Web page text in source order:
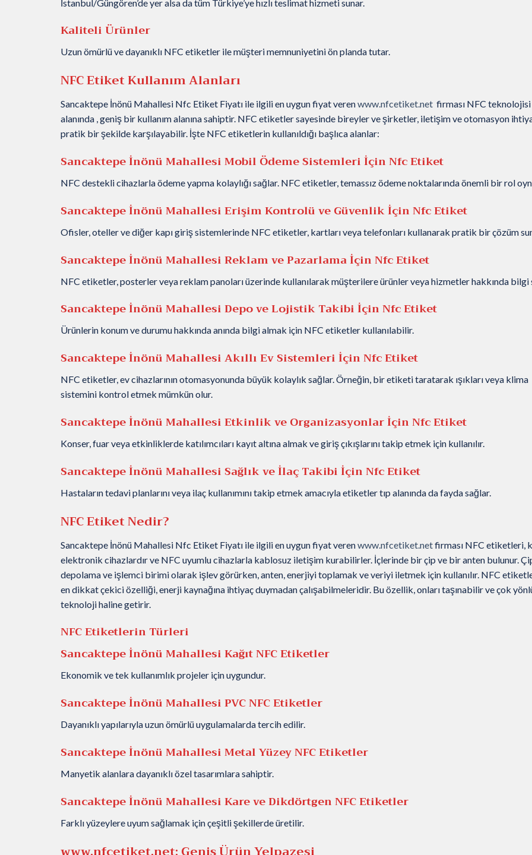
İstanbul/Güngören’de yer alsa da tüm Türkiye’ye hızlı teslimat hizmeti sunar.
Kaliteli Ürünler
Uzun ömürlü ve dayanıklı NFC etiketler ile müşteri memnuniyetini ön planda tutar.
NFC Etiket Kullanım Alanları
Sancaktepe İnönü Mahallesi Nfc Etiket Fiyatı ile ilgili en uygun fiyat verenwww.nfcetiket.net firması NFC teknolojisi
alanında , geniş bir kullanım alanına sahiptir. NFC etiketler sayesinde bireyler ve şirketler, iletişim ve otomasyon
pratik bir şekilde karşılayabilir. İşte NFC etiketlerin kullanıldığı başlıca alanlar:
Sancaktepe İnönü Mahallesi Mobil Ödeme Sistemleri İçin Nfc Etiket
NFC destekli cihazlarla ödeme yapma kolaylığı sağlar. NFC etiketler, temassız ödeme noktalarında önemli bir rol
Sancaktepe İnönü Mahallesi Erişim Kontrolü ve Güvenlikİçin Nfc Etiket
Ofisler, oteller ve diğer kapı giriş sistemlerinde NFC etiketler, kartları veya telefonları kullanarak pratik bir çözüm
Sancaktepe İnönü Mahallesi Reklam ve Pazarlamaİçin Nfc Etiket
NFC etiketler, posterler veya reklam panoları üzerinde kullanılarak müşterilere ürünler veya hizmetler hakkında bilgi
Sancaktepe İnönü Mahallesi Depo ve Lojistik Takibiİçin Nfc Etiket
Ürünlerin konum ve durumu hakkında anında bilgi almak için NFC etiketler kullanılabilir.
Sancaktepe İnönü Mahallesi Akıllı Ev Sistemleriİçin Nfc Etiket
NFC etiketler, ev cihazlarının otomasyonunda büyük kolaylık sağlar. Örneğin, bir etiketi taratarak ışıkları veya klima
sistemini kontrol etmek mümkün olur.
Sancaktepe İnönü Mahallesi Etkinlik ve Organizasyonlarİçin Nfc Etiket
Konser, fuar veya etkinliklerde katılımcıları kayıt altına almak ve giriş çıkışlarını takip etmek için kullanılır.
Sancaktepe İnönü Mahallesi Sağlık ve İlaç Takibiİçin Nfc Etiket
Hastaların tedavi planlarını veya ilaç kullanımını takip etmek amacıyla etiketler tıp alanında da fayda sağlar.
NFC Etiket Nedir?
Sancaktepe İnönü Mahallesi Nfc Etiket Fiyatı ile ilgili en uygun fiyat verenwww.nfcetiket.netfirması NFC etiketleri,
elektronik cihazlardır ve NFC uyumlu cihazlarla kablosuz iletişim kurabilirler. İçlerinde bir çip ve bir anten bulunur.
depolama ve işlemci birimi olarak işlev görürken, anten, enerjiyi toplamak ve veriyi iletmek için kullanılır. NFC
en dikkat çekici özelliği, enerji kaynağına ihtiyaç duymadan çalışabilmeleridir. Bu özellik, onları taşınabilir ve çok
teknoloji haline getirir.
NFC Etiketlerin Türleri
Sancaktepe İnönü Mahallesi Kağıt NFC Etiketler
Ekonomik ve tek kullanımlık projeler için uygundur.
Sancaktepe İnönü Mahallesi PVC NFC Etiketler
Dayanıklı yapılarıyla uzun ömürlü uygulamalarda tercih edilir.
Sancaktepe İnönü Mahallesi Metal Yüzey NFC Etiketler
Manyetik alanlara dayanıklı özel tasarımlara sahiptir.
Sancaktepe İnönü Mahallesi Kare ve Dikdörtgen NFC Etiketler
Farklı yüzeylere uyum sağlamak için çeşitli şekillerde üretilir.